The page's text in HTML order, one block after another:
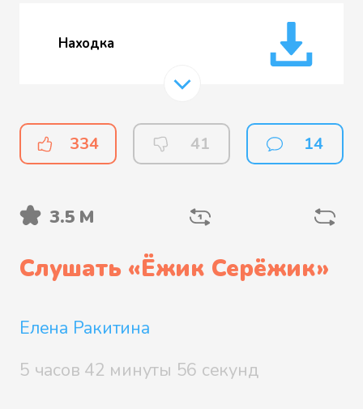
Находка
Визит Крота
Приют на Синей горе
334 41 14
3.5 М
Слушать «Ёжик Серёжик»
Елена Ракитина
5 часов 42 минуты 56 секунд